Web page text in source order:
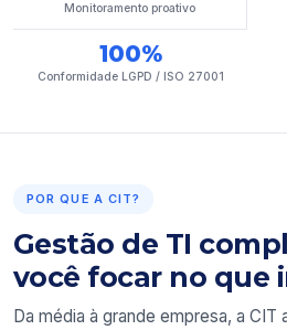
Monitoramento proativo
100%
Conformidade LGPD / ISO 27001
POR QUE A CIT?
Gestão de TI
você focar no que
Da média à grande empresa, a CIT